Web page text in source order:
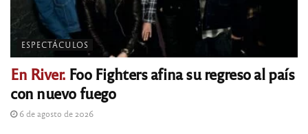
ESPECTÁCULOS
En River. Foo Fighters afina su regreso al país
con nuevo fuego
6 de agosto de 2026